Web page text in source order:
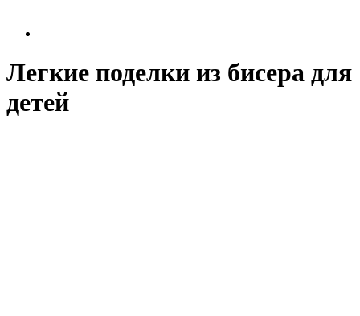
Легкие поделки из бисера для
детей